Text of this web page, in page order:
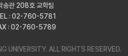
송관 208호 교학팀
: 02-760-5781
: 02-760-5789
UNIVERSITY. ALL RIGHTS RESERVED.